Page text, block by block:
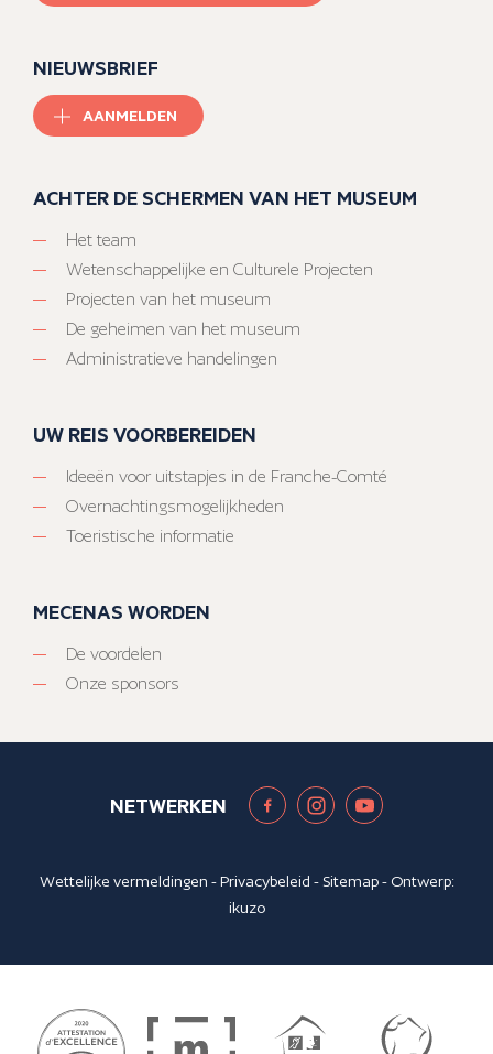
NIEUWSBRIEF
AANMELDEN
ACHTER DE SCHERMEN VAN HET MUSEUM
Het team
Wetenschappelijke en Culturele Projecten
Projecten van het museum
De geheimen van het museum
Administratieve handelingen
UW REIS VOORBEREIDEN
Ideeën voor uitstapjes in de Franche-Comté
Overnachtingsmogelijkheden
Toeristische informatie
MECENAS WORDEN
De voordelen
Onze sponsors
NETWERKEN
Wettelijke vermeldingen -Privacybeleid - Sitemap- Ontwerp:
ikuzo